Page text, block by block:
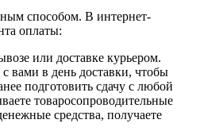
способом. В интернет-
оплаты:
или доставке курьером.
вами в день доставки, чтобы
подготовить сдачу с любой
товаросопроводительные
средства, получаете